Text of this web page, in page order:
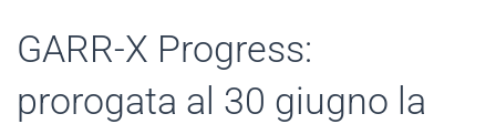
GARR-X Progress:
prorogata al 30 giugno la